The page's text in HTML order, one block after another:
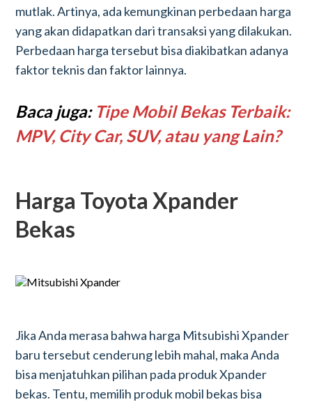
mutlak. Artinya, ada kemungkinan perbedaan harga
yang akan didapatkan dari transaksi yang dilakukan.
Perbedaan harga tersebut bisa diakibatkan adanya
faktor teknis dan faktor lainnya.
Baca juga: Tipe Mobil Bekas Terbaik:
MPV, City Car, SUV, atau yang Lain?
Harga Toyota Xpander
Bekas
Jika Anda merasa bahwa harga Mitsubishi Xpander
baru tersebut cenderung lebih mahal, maka Anda
bisa menjatuhkan pilihan pada produk Xpander
bekas. Tentu, memilih produk mobil bekas bisa